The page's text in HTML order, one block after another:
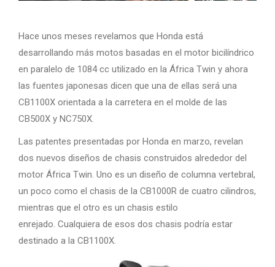
Hace unos meses revelamos que Honda está
desarrollando más motos basadas en el motor bicilíndrico
en paralelo de 1084 cc utilizado en la África Twin y ahora
las fuentes japonesas dicen que una de ellas será una
CB1100X orientada a la carretera en el molde de las
CB500X y NC750X.
Las patentes presentadas por Honda en marzo, revelan
dos nuevos diseños de chasis construidos alrededor del
motor África Twin. Uno es un diseño de columna vertebral,
un poco como el chasis de la CB1000R de cuatro cilindros,
mientras que el otro es un chasis estilo
enrejado. Cualquiera de esos dos chasis podría estar
destinado a la CB1100X.